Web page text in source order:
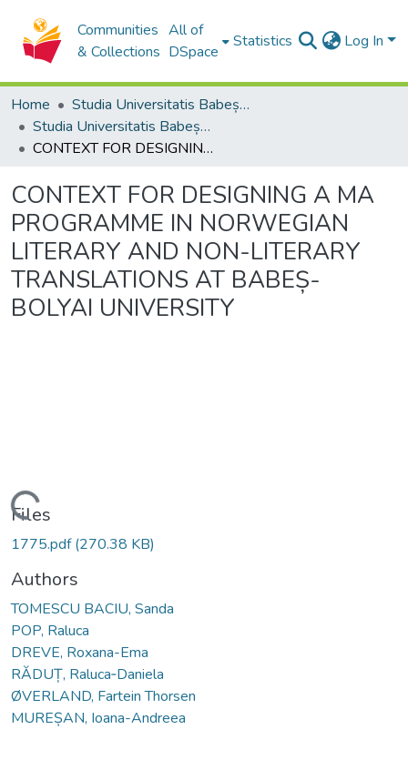
Communities
& Collections
All of
DSpace
Statistics Log In
Home
Studia Universitatis Babeș-Bolyai Collection
Studia Universitatis Babeș-Bolyai Philologia
CONTEXT FOR DESIGNING A MA PROGRAMME IN NORWEGIAN LITERARY AND NON-LITERARY TRANSLATIONS AT BABEȘ-BOLYAI UNIVERSITY
CONTEXT FOR DESIGNING A MA
PROGRAMME IN NORWEGIAN
LITERARY AND NON-LITERARY
TRANSLATIONS AT BABEȘ-
BOLYAI UNIVERSITY
Files
1775.pdf(270.38 KB)
Authors
TOMESCU BACIU, Sanda
POP, Raluca
DREVE, Roxana-Ema
RĂDUȚ, Raluca‐Daniela
ØVERLAND, Fartein Thorsen
MUREȘAN, Ioana-Andreea